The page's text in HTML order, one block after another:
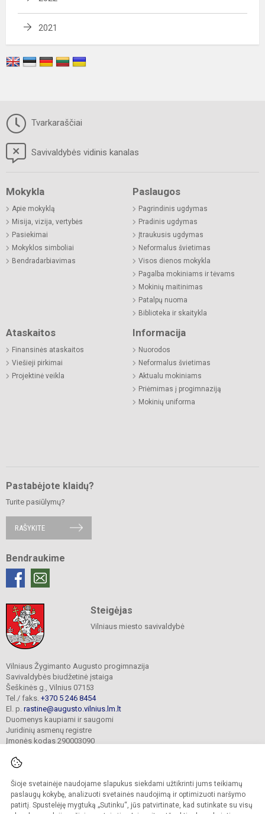
Šioje svetainėje naudojame slapukus siekdami užtikrinti jums teikiamų
paslaugų kokybę, analizuoti svetainės naudojimą ir optimizuoti naršymo
patirtį. Spustelėję mygtuką „Sutinku“, jūs patvirtinate, kad sutinkate su visų
2021
Tvarkaraščiai
Savivaldybės vidinis kanalas
Mokykla
Apie mokyklą
Misija, vizija, vertybės
Pasiekimai
Mokyklos simboliai
Bendradarbiavimas
Paslaugos
Pagrindinis ugdymas
Pradinis ugdymas
Įtraukusis ugdymas
Neformalus švietimas
Visos dienos mokykla
Pagalba mokiniams ir tėvams
Mokinių maitinimas
Patalpų nuoma
Biblioteka ir skaitykla
Ataskaitos
Finansinės ataskaitos
Viešieji pirkimai
Projektinė veikla
Informacija
Nuorodos
Neformalus švietimas
Aktualu mokiniams
Priėmimas į progimnaziją
Mokinių uniforma
Pastabėjote klaidų?
Turite pasiūlymų?
RAŠYKITE
Bendraukime
Steigėjas
Vilniaus miesto savivaldybė
Vilniaus Žygimanto Augusto progimnazija
Savivaldybės biudžetinė įstaiga
Šeškinės g., Vilnius 07153
Tel./ faks. +370 5 246 8454
El. p. rastine@augusto.vilnius.lm.lt
Duomenys kaupiami ir saugomi
Juridinių asmenų registre
Įmonės kodas 290003090
© 2021. Vilniaus Žygimanto Augusto progimnazija. Visos teisės saugomos.
Kopijuoti turinį be raštiško mokyklos sutikimo griežtai draudžiama.